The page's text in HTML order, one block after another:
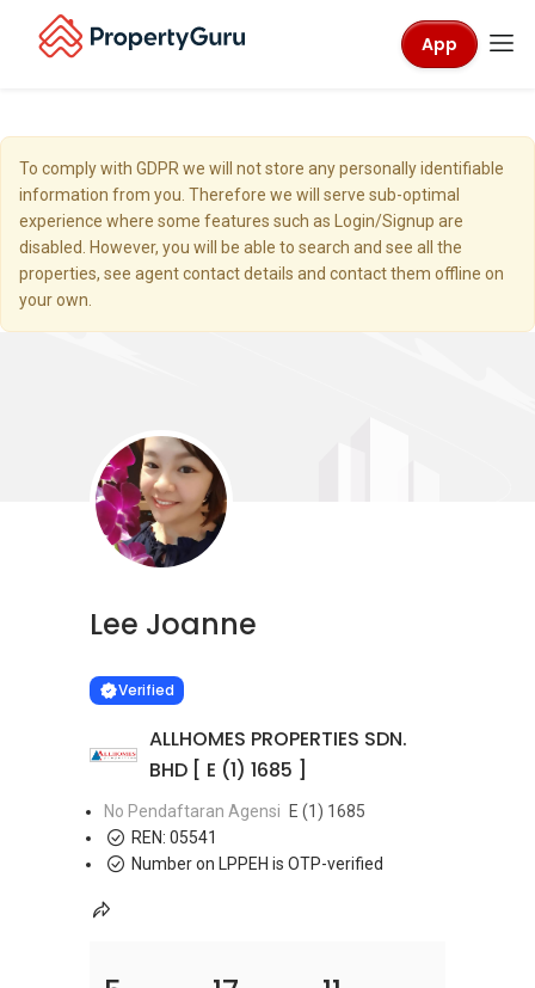
App
To comply with GDPR we will not store any personally identifiable
information from you. Therefore we will serve sub-optimal
experience where some features such as Login/Signup are
disabled. However, you will be able to search and see all the
properties, see agent contact details and contact them offline on
your own.
Lee Joanne
VERIFIED
Verified
ALLHOMES PROPERTIES SDN.
BHD [ E (1) 1685 ]
No Pendaftaran Agensi
E (1) 1685
REN: 05541
Number on LPPEH is OTP-verified
Learn more